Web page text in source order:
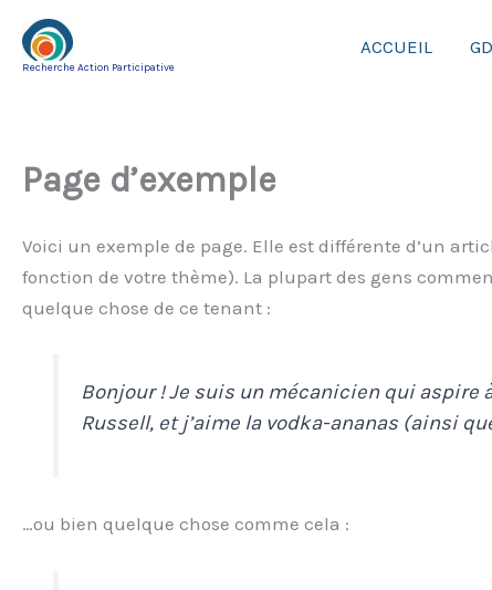
contenu
Recherche Action Participative
ACCUEIL
Page d’exemple
Voici un exemple de page. Elle est différente d’un
fonction de votre thème). La plupart des gens
quelque chose de ce tenant :
Bonjour ! Je suis un mécanicien qui aspire
Russell, et j’aime la vodka-ananas (ainsi
…ou bien quelque chose comme cela :